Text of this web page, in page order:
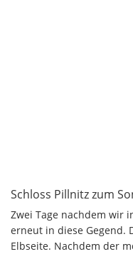
Schloss Pillnitz zum
Zwei Tage nachdem wir
erneut in diese Gegend.
Elbseite. Nachdem der